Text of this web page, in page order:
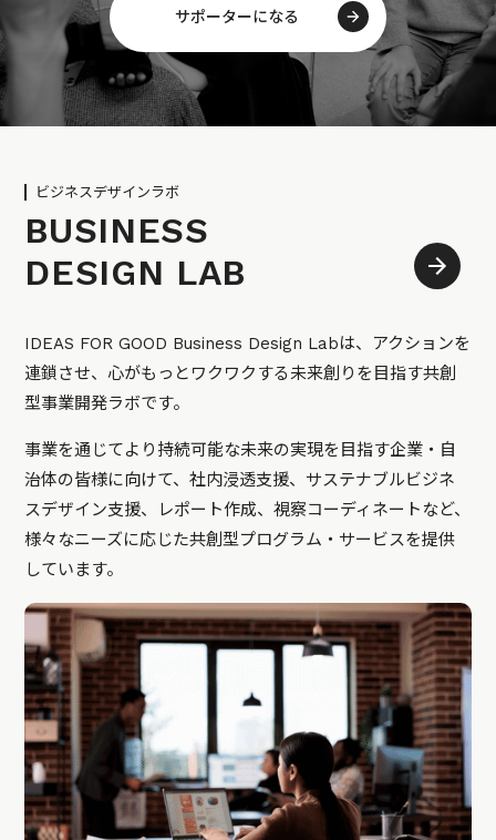
サポーターになる
ビジネスデザインラボ
BUSINESS
DESIGN LAB
IDEAS FOR GOOD Business Design Labは、アクションを
連鎖させ、心がもっとワクワクする未来創りを目指す共創
型事業開発ラボです。
事業を通じてより持続可能な未来の実現を目指す企業・自
治体の皆様に向けて、社内浸透支援、サステナブルビジネ
スデザイン支援、レポート作成、視察コーディネートなど、
様々なニーズに応じた共創型プログラム・サービスを提供
しています。